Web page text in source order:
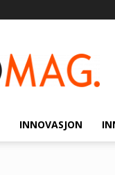
INNOVASJON